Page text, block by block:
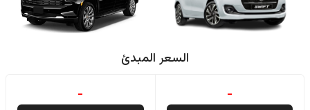
السعر المبدئ
-
-